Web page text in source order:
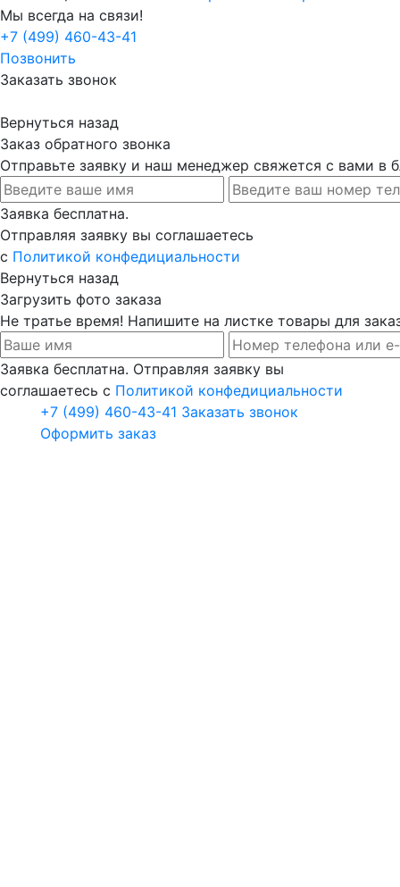
Мы всегда на связи!
+7 (499) 460-43-41
Позвонить
Заказать звонок
Вернуться назад
Заказ обратного звонка
Отправьте заявку и наш менеджер свяжется с вами в
Заявка бесплатна.
Отправляя заявку вы соглашаетесь
с Политикой конфедициальности
Вернуться назад
Загрузить фото заказа
Не тратье время! Напишите на листке товары для
Заявка бесплатна. Отправляя заявку вы
соглашаетесь с Политикой конфедициальности
+7 (499) 460-43-41 Заказать звонок
Оформить заказ